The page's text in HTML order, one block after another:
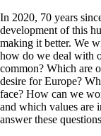
In 2020, 70 years
development of this
making it better. We
how do we deal with
common? Which are
desire for Europe?
face? How can we
and which values are
answer these